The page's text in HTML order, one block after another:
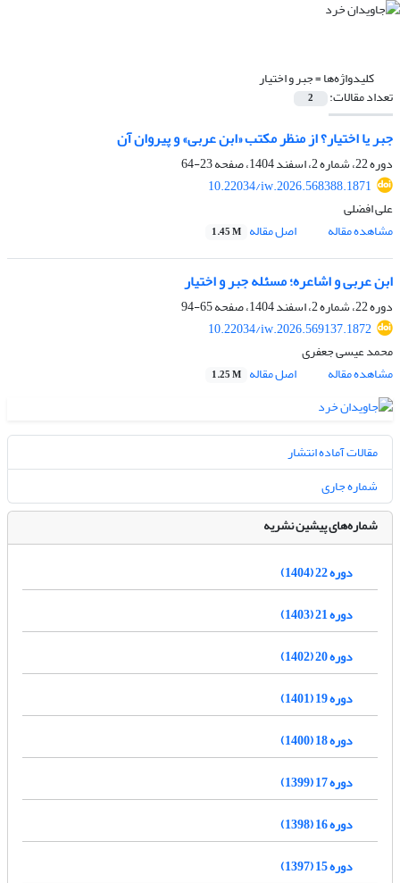
کلیدواژه‌ها =جبر و اختیار
تعداد مقالات: 2
جبر یا اختیار؟ از منظر مکتب «ابن عربی» و پیروان آن
دوره 22، شماره 2، اسفند 1404، صفحه
23-64
10.22034/iw.2026.568388.1871
علی افضلی
مشاهده مقاله
اصل مقاله 1.45 M
ابن عربی و اشاعره؛ مسئله جبر و اختیار
دوره 22، شماره 2، اسفند 1404، صفحه
65-94
10.22034/iw.2026.569137.1872
محمد عیسی جعفری
مشاهده مقاله
اصل مقاله 1.25 M
مقالات آماده انتشار
شماره جاری
شماره‌های پیشین نشریه
دوره 22 (1404)
دوره 21 (1403)
دوره 20 (1402)
دوره 19 (1401)
دوره 18 (1400)
دوره 17 (1399)
دوره 16 (1398)
دوره 15 (1397)